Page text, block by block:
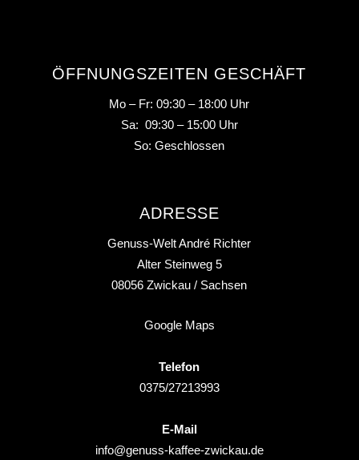
ÖFFNUNGSZEITEN GESCHÄFT
Mo – Fr: 09:30 – 18:00 Uhr
Sa: 09:30 – 15:00 Uhr
So: Geschlossen
ADRESSE
Genuss-Welt André Richter
Alter Steinweg 5
08056 Zwickau / Sachsen
Google Maps
Telefon
0375/27213993
E-Mail
info@genuss-kaffee-zwickau.de